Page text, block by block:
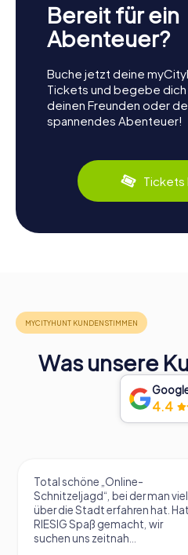
Bereit für ein
Abenteuer?
Buche jetzt deine
Tickets und begebe
deinen Freunden oder
spannendes Abenteuer!
Tickets
Was unsere
4.4
Total schöne „Online-
Schnitzeljagd“, bei der man viel
über die Stadt erfahren hat. Hat
RIESIG Spaß gemacht, wir
suchen uns zeitnah...